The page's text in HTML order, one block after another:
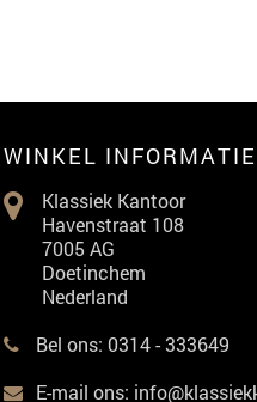
WINKEL INFORMATIE
Klassiek Kantoor
Havenstraat 108
7005 AG
Doetinchem
Nederland
Bel ons: 0314 - 333649
E-mail ons: